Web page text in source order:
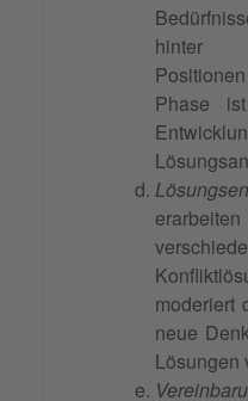
hinter
Phase
moderiert
neue
Lösungen